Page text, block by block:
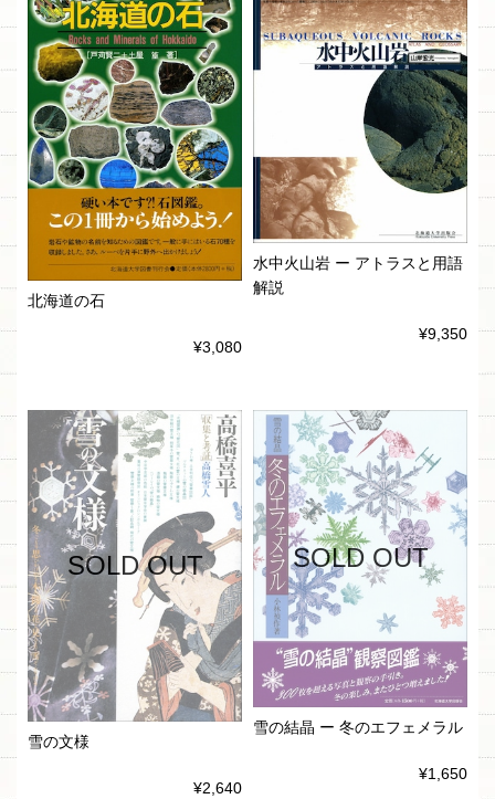
北海道の石
¥3,080
水中火山岩 ー アトラスと用語
解説
¥9,350
SOLD OUT
雪の文様
¥2,640
SOLD OUT
雪の結晶 ー 冬のエフェメラル
¥1,650